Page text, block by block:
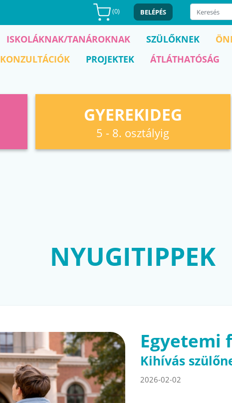
(0) BELÉPÉS
ISKOLÁKNAK/TANÁROKNAK SZÜLŐKNEK
KONZULTÁCIÓK PROJEKTEK ÁTLÁTHATÓSÁG
GYEREKIDEG
5 - 8. osztályig
NYUGITIPPEK
Egyetemi
Kihívás
2026-02-02